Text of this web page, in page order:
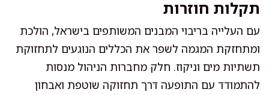
תקלות חוזרות
עם העלייה בריבוי המבנים המשותפים בישראל, הולכת
ומתחזקת המגמה לשפר את הכללים הנוגעים לתחזוקת
תשתיות מים וניקוז. חלק מחברות הניהול מנסות
להתמודד עם התופעה דרך תחזוקה שוטפת ואבחון